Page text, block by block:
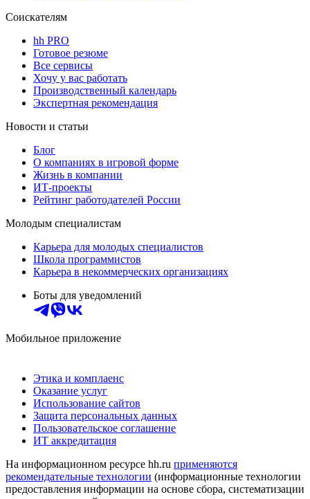
Соискателям
hh PRO
Готовое резюме
Все сервисы
Хочу у вас работать
Производственный календарь
Экспертная рекомендация
Новости и статьи
Блог
О компаниях в игровой форме
Жизнь в компании
ИТ-проекты
Рейтинг работодателей России
Молодым специалистам
Карьера для молодых специалистов
Школа программистов
Карьера в некоммерческих организациях
Боты для уведомлений
Мобильное приложение
Этика и комплаенс
Оказание услуг
Использование сайтов
Защита персональных данных
Пользовательское соглашение
ИТ аккредитация
На информационном ресурсе hh.ru применяются
рекомендательные технологии (информационные технологии
предоставления информации на основе сбора, систематизации